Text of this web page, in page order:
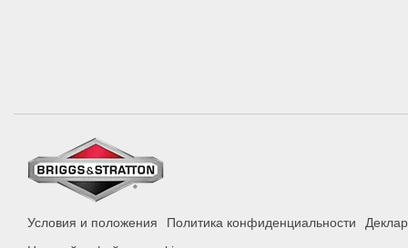
Условия и положения Политика конфиденциальности